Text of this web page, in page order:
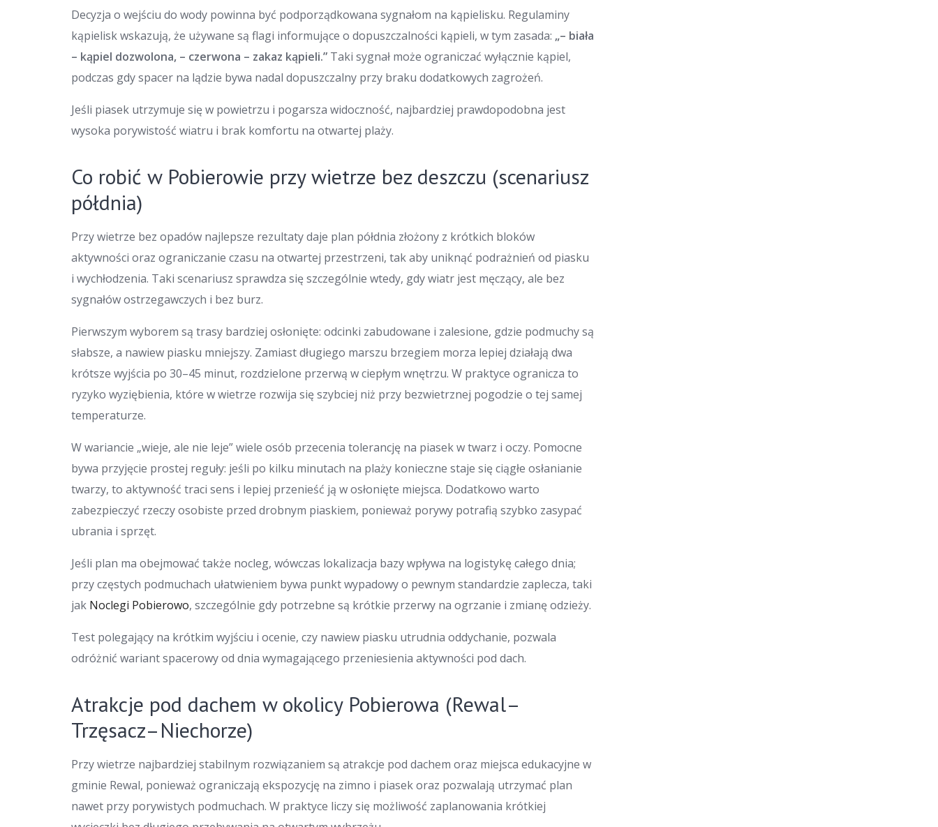
Decyzja o wejściu do wody powinna być podporządkowana sygnałom na kąpielisku. Regulaminy
kąpielisk wskazują, że używane są flagi informujące o dopuszczalności kąpieli, w tym zasada: „– biała
– kąpiel dozwolona, – czerwona – zakaz kąpieli.” Taki sygnał może ograniczać wyłącznie kąpiel,
podczas gdy spacer na lądzie bywa nadal dopuszczalny przy braku dodatkowych zagrożeń.
Jeśli piasek utrzymuje się w powietrzu i pogarsza widoczność, najbardziej prawdopodobna jest
wysoka porywistość wiatru i brak komfortu na otwartej plaży.
Co robić w Pobierowie przy wietrze bez deszczu (scenariusz
półdnia)
Przy wietrze bez opadów najlepsze rezultaty daje plan półdnia złożony z krótkich bloków
aktywności oraz ograniczanie czasu na otwartej przestrzeni, tak aby uniknąć podrażnień od piasku
i wychłodzenia. Taki scenariusz sprawdza się szczególnie wtedy, gdy wiatr jest męczący, ale bez
sygnałów ostrzegawczych i bez burz.
Pierwszym wyborem są trasy bardziej osłonięte: odcinki zabudowane i zalesione, gdzie podmuchy są
słabsze, a nawiew piasku mniejszy. Zamiast długiego marszu brzegiem morza lepiej działają dwa
krótsze wyjścia po 30–45 minut, rozdzielone przerwą w ciepłym wnętrzu. W praktyce ogranicza to
ryzyko wyziębienia, które w wietrze rozwija się szybciej niż przy bezwietrznej pogodzie o tej samej
temperaturze.
W wariancie „wieje, ale nie leje” wiele osób przecenia tolerancję na piasek w twarz i oczy. Pomocne
bywa przyjęcie prostej reguły: jeśli po kilku minutach na plaży konieczne staje się ciągłe osłanianie
twarzy, to aktywność traci sens i lepiej przenieść ją w osłonięte miejsca. Dodatkowo warto
zabezpieczyć rzeczy osobiste przed drobnym piaskiem, ponieważ porywy potrafią szybko zasypać
ubrania i sprzęt.
Jeśli plan ma obejmować także nocleg, wówczas lokalizacja bazy wpływa na logistykę całego dnia;
przy częstych podmuchach ułatwieniem bywa punkt wypadowy o pewnym standardzie zaplecza, taki
jak Noclegi Pobierowo, szczególnie gdy potrzebne są krótkie przerwy na ogrzanie i zmianę odzieży.
Test polegający na krótkim wyjściu i ocenie, czy nawiew piasku utrudnia oddychanie, pozwala
odróżnić wariant spacerowy od dnia wymagającego przeniesienia aktywności pod dach.
Atrakcje pod dachem w okolicy Pobierowa (Rewal–
Trzęsacz–Niechorze)
Przy wietrze najbardziej stabilnym rozwiązaniem są atrakcje pod dachem oraz miejsca edukacyjne w
gminie Rewal, ponieważ ograniczają ekspozycję na zimno i piasek oraz pozwalają utrzymać plan
nawet przy porywistych podmuchach. W praktyce liczy się możliwość zaplanowania krótkiej